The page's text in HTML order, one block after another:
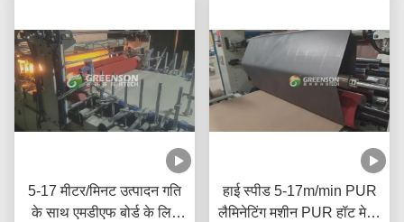
5-17 मीटर/मिनट उत्पादन गति
के साथ एमडीएफ बोर्ड के लिए
हाई स्पीड 5-17m/min PUR
लैमिनेटिंग मशीन PUR हॉट मेल्ट